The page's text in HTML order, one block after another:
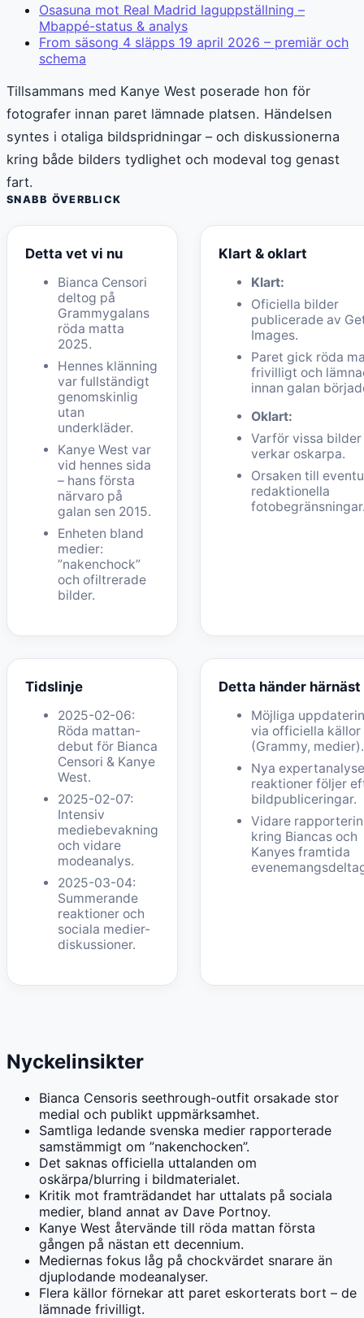
Osasuna mot Real Madrid laguppställning –
Mbappé-status & analys
From säsong 4 släpps 19 april 2026 – premiär och
schema
Tillsammans med Kanye West poserade hon för
fotografer innan paret lämnade platsen. Händelsen
syntes i otaliga bildspridningar – och diskussionerna
kring både bilders tydlighet och modeval tog genast
fart.
SNABB ÖVERBLICK
Detta vet vi nu
Bianca Censori
deltog på
Grammygalans
röda matta
2025.
Hennes klänning
var fullständigt
genomskinlig
utan
underkläder.
Kanye West var
vid hennes sida
– hans första
närvaro på
galan sen 2015.
Enheten bland
medier:
”nakenchock”
och ofiltrerade
bilder.
Klart & oklart
Klart:
Oficiella bilder
publicerade av
Images.
Paret gick röda
frivilligt och
innan galan
Oklart:
Varför vissa bilder
verkar oskarpa.
Orsaken till
redaktionella
Tidslinje
2025-02-06:
Röda mattan-
debut för Bianca
Censori & Kanye
West.
2025-02-07:
Intensiv
mediebevakning
och vidare
modeanalys.
2025-03-04:
Summerande
reaktioner och
sociala medier-
diskussioner.
Detta händer härnäst
Möjliga
via officiella källor
(Grammy, medier).
Nya
reaktioner följer
bildpubliceringar.
Vidare
kring Biancas och
Kanyes framtida
Nyckelinsikter
Bianca Censoris seethrough-outfit orsakade stor
medial och publikt uppmärksamhet.
Samtliga ledande svenska medier rapporterade
samstämmigt om ”nakenchocken”.
Det saknas officiella uttalanden om
oskärpa/blurring i bildmaterialet.
Kritik mot framträdandet har uttalats på sociala
medier, bland annat av Dave Portnoy.
Kanye West återvände till röda mattan första
gången på nästan ett decennium.
Mediernas fokus låg på chockvärdet snarare än
djuplodande modeanalyser.
Flera källor förnekar att paret eskorterats bort – de
lämnade frivilligt.